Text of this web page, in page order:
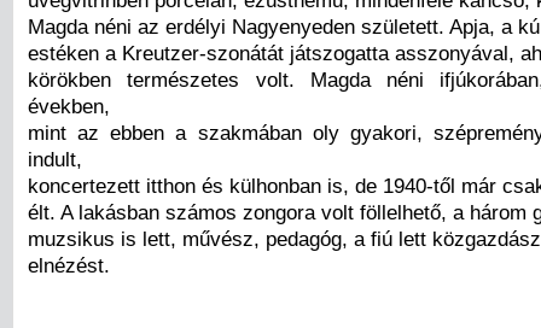
Magda néni az erdélyi Nagyenyeden született. Apja, a
estéken a Kreutzer-szonátát játszogatta asszonyával,
körökben természetes volt. Magda néni
években,
mint az ebben a szakmában oly gyakori,
indult,
koncertezett itthon és külhonban is, de 1940-től már
élt. A lakásban számos zongora volt föllelhető, a három
muzsikus is lett, művész, pedagóg, a fiú lett közgazdász
elnézést.